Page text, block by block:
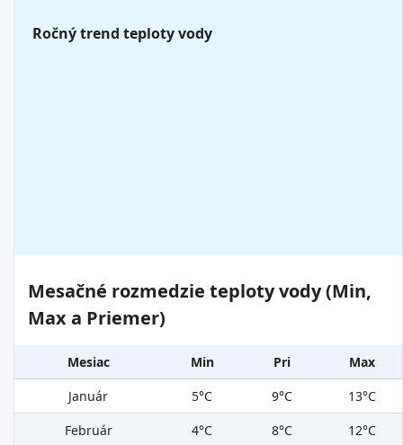
Ročný trend teploty vody
Mesačné rozmedzie teploty vody (Min,
Max a Priemer)
Mesiac Min Pri
Max
Január
5°C 9°C
13°C
Február
4°C 8°C
12°C